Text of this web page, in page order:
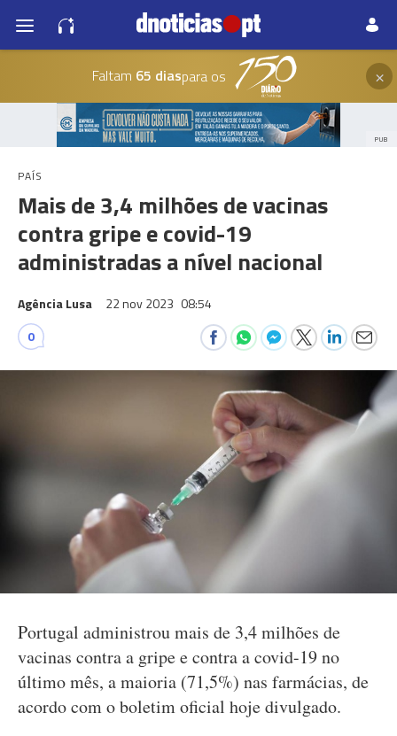
Faltam 65 diaspara os ×
PUB
PAÍS
Mais de 3,4 milhões de vacinas
contra gripe e covid-19
administradas a nível nacional
Agência Lusa 22 nov 2023 08:54
0
Portugal administrou mais de 3,4 milhões de
vacinas contra a gripe e contra a covid-19 no
último mês, a maioria (71,5%) nas farmácias, de
acordo com o boletim oficial hoje divulgado.